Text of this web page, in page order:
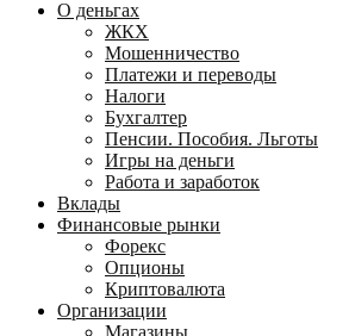
О деньгах
ЖКХ
Мошенничество
Платежи и переводы
Налоги
Бухгалтер
Пенсии. Пособия. Льготы
Игры на деньги
Работа и заработок
Вклады
Финансовые рынки
Форекс
Опционы
Криптовалюта
Организации
Магазины